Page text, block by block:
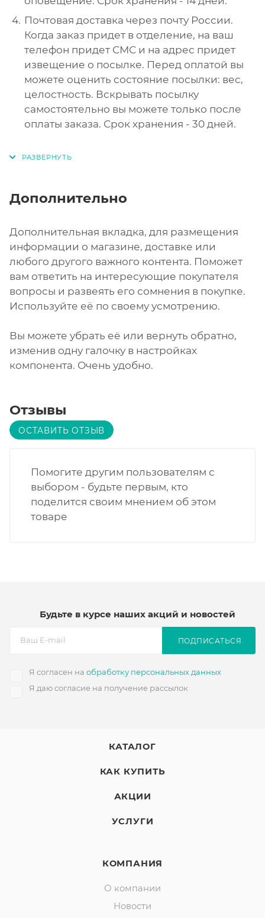
Почтовая доставка через почту России.
Когда заказ придет в отделение, на ваш
телефон придет СМС и на адрес придет
извещение о посылке. Перед оплатой вы
можете оценить состояние посылки: вес,
целостность. Вскрывать посылку
самостоятельно вы можете только после
оплаты заказа. Срок хранения - 30 дней.
Дополнительно
Дополнительная вкладка, для размещения
информации о магазине, доставке или
любого другого важного контента. Поможет
вам ответить на интересующие покупателя
вопросы и развеять его сомнения в покупке.
Используйте её по своему усмотрению.
Вы можете убрать её или вернуть обратно,
изменив одну галочку в настройках
компонента. Очень удобно.
Отзывы
ОСТАВИТЬ ОТЗЫВ
Помогите другим пользователям с
выбором - будьте первым, кто
поделится своим мнением об этом
товаре
Будьте в курсе наших акций и новостей
Я согласен на обработку персональных данных
Я даю согласие на получение рассылок
ПОДПИСАТЬСЯ
КАТАЛОГ
КАК КУПИТЬ
АКЦИИ
УСЛУГИ
КОМПАНИЯ
О компании
Новости